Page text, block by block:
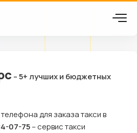
– 5+ лучших и бюджетных
для заказа такси в
07-75– сервис такси